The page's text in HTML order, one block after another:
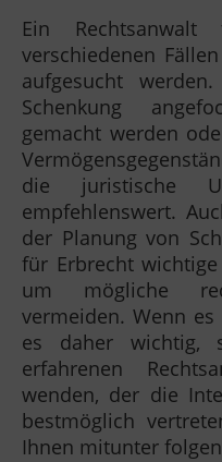
Ein
verschiedenen
aufgesucht
Schenkung
gemacht werden
die juristische
empfehlenswert.
der Planung von
für Erbrecht
um mögliche
vermeiden. Wenn
es daher wichtig,
erfahrenen
wenden, der die
bestmöglich
Ihnen mitunter